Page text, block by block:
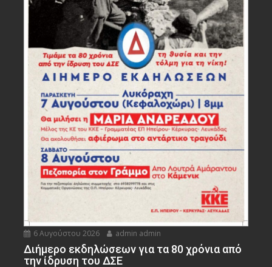
6 Αυγούστου 2026 admin admin
Διήμερο εκδηλώσεων για τα 80 χρόνια από
την ίδρυση του ΔΣΕ